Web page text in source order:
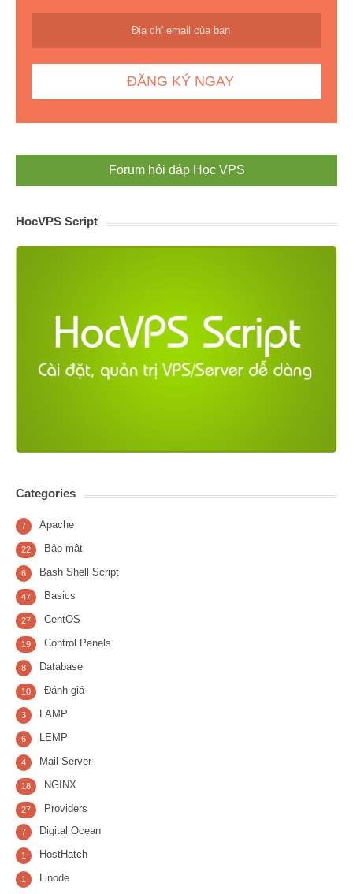
Forum hỏi đáp Học VPS
HocVPS Script
Categories
Apache
7
Bảo mật
22
Bash Shell Script
6
Basics
47
CentOS
27
Control Panels
19
Database
8
Đánh giá
10
LAMP
3
LEMP
6
Mail Server
4
NGINX
18
Providers
27
Digital Ocean
7
HostHatch
1
Linode
1